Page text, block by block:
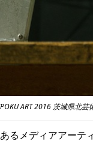
ART 2016 茨城県北芸
るメディアアーテ